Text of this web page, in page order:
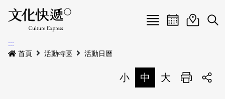
Menu
最新公告
活動日曆活動地圖
展
:::
首頁
活動特區 活動日曆
小 中 大 列印